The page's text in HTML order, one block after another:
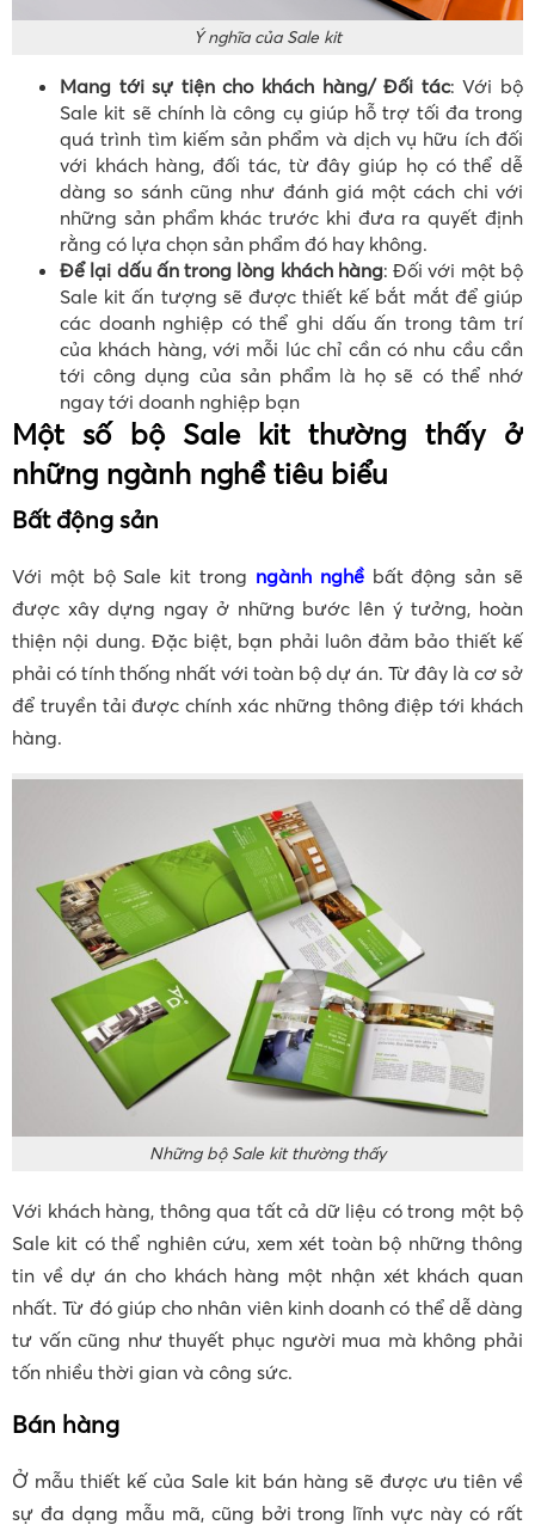
Ý nghĩa của Sale kit
Mang tới sự tiện cho khách hàng/ Đối tác: Với bộ
Sale kit sẽ chính là công cụ giúp hỗ trợ tối đa trong
quá trình tìm kiếm sản phẩm và dịch vụ hữu ích đối
với khách hàng, đối tác, từ đây giúp họ có thể dễ
dàng so sánh cũng như đánh giá một cách chi với
những sản phẩm khác trước khi đưa ra quyết định
rằng có lựa chọn sản phẩm đó hay không.
Để lại dấu ấn trong lòng khách hàng: Đối với một bộ
Sale kit ấn tượng sẽ được thiết kế bắt mắt để giúp
các doanh nghiệp có thể ghi dấu ấn trong tâm trí
của khách hàng, với mỗi lúc chỉ cần có nhu cầu cần
tới công dụng của sản phẩm là họ sẽ có thể nhớ
ngay tới doanh nghiệp bạn
Một số bộ Sale kit thường thấy ở
những ngành nghề tiêu biểu
Bất động sản
Với một bộ Sale kit trong ngành nghềbất động sản sẽ
được xây dựng ngay ở những bước lên ý tưởng, hoàn
thiện nội dung. Đặc biệt, bạn phải luôn đảm bảo thiết kế
phải có tính thống nhất với toàn bộ dự án. Từ đây là cơ sở
để truyền tải được chính xác những thông điệp tới khách
hàng.
Những bộ Sale kit thường thấy
Với khách hàng, thông qua tất cả dữ liệu có trong một bộ
Sale kit có thể nghiên cứu, xem xét toàn bộ những thông
tin về dự án cho khách hàng một nhận xét khách quan
nhất. Từ đó giúp cho nhân viên kinh doanh có thể dễ dàng
tư vấn cũng như thuyết phục người mua mà không phải
tốn nhiều thời gian và công sức.
Bán hàng
Ở mẫu thiết kế của Sale kit bán hàng sẽ được ưu tiên về
sự đa dạng mẫu mã, cũng bởi trong lĩnh vực này có rất